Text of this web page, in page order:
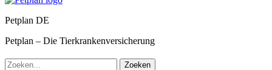
Petplan DE
Petplan – Die Tierkrankenversicherung
Zoeken